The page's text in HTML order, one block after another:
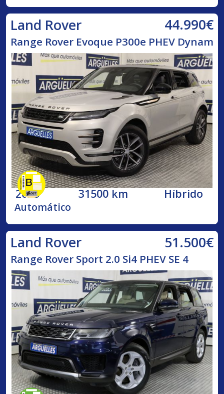
Land Rover 44.990€
Range Rover Evoque P300e PHEV Dynam
2025 31500 km Híbrido
Automático
Land Rover 51.500€
Range Rover Sport 2.0 Si4 PHEV SE 4